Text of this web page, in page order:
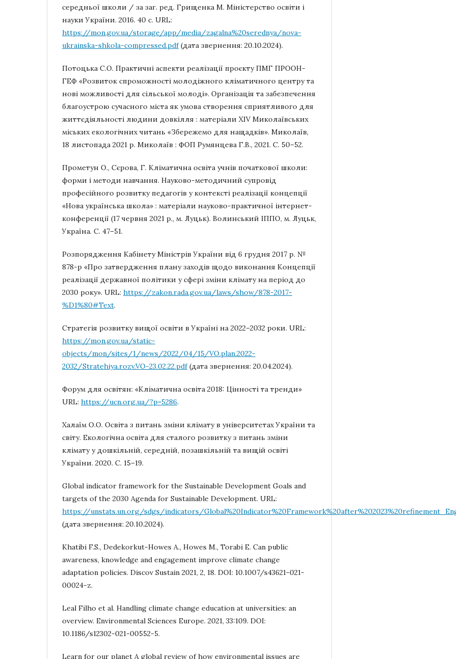
середньої школи / за заг. ред. Грищенка М. Міністерство освіти і
науки України. 2016. 40 с. URL:
https://mon.gov.ua/storage/app/media/zagalna%20serednya/nova-
ukrainska-shkola-compressed.pdf(дата звернення: 20.10.2024).
Потоцька С.О. Практичні аспекти реалізації проєкту ПМГ ПРООН-
ГЕФ «Розвиток спроможності молодіжного кліматичного центру та
нові можливості для сільської молоді». Організація та забезпечення
благоустрою сучасного міста як умова створення сприятливого для
життєдіяльності людини довкілля : матеріали XIV Миколаївських
міських екологічних читань «Збережемо для нащадків». Миколаїв,
18 листопада 2021 р. Миколаїв : ФОП Румянцева Г.В., 2021. С. 50–52.
Прометун О., Сєрова, Г. Кліматична освіта учнів початкової школи:
форми і методи навчання. Науково-методичний супровід
професійного розвитку педагогів у контексті реалізації концепції
«Нова українська школа» : матеріали науково-практичної інтернет-
конференції (17 червня 2021 р., м. Луцьк). Волинський ІППО, м. Луцьк,
Україна. С. 47–51.
Розпорядження Кабінету Міністрів України від 6 грудня 2017 р. №
878-р «Про затвердження плану заходів щодо виконання Концепції
реалізації державної політики у сфері зміни клімату на період до
2030 року». URL: https://zakon.rada.gov.ua/laws/show/878-2017-
%D1%80#Text.
Стратегія розвитку вищої освіти в Україні на 2022–2032 роки. URL:
https://mon.gov.ua/static-
objects/mon/sites/1/news/2022/04/15/VO.plan.2022-
2032/Stratehiya.rozv.VO-23.02.22.pdf(дата звернення: 20.04.2024).
Форум для освітян: «Кліматична освіта 2018: Цінності та тренди»
URL: https://ucn.org.ua/?p=5286.
Халаїм О.О. Освіта з питань зміни клімату в університетах України та
світу. Екологічна освіта для сталого розвитку з питань зміни
клімату у дошкільній, середній, позашкільній та вищій освіті
України. 2020. С. 15–19.
Global indicator framework for the Sustainable Development Goals and
targets of the 2030 Agenda for Sustainable Development. URL:
https://unstats.un.org/sdgs/indicators/
(дата звернення: 20.10.2024).
Khatibi F.S., Dedekorkut-Howes A., Howes M., Torabi E. Can public
awareness, knowledge and engagement improve climate change
adaptation policies. Discov Sustain 2021, 2, 18. DOI: 10.1007/s43621-021-
00024-z.
Leal Filho et al. Handling climate change education at universities: an
overview. Environmental Sciences Europe. 2021, 33:109. DOI:
10.1186/s12302-021-00552-5.
Learn for our planet A global review of how environmental issues are